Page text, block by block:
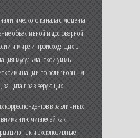
канала с момента
объективной и достоверной
и мире и происходящих в
мусульманской уммы
по религиозным
прав верующих.
корреспондентов в различных
вниманию читателей как
так и эксклюзивные